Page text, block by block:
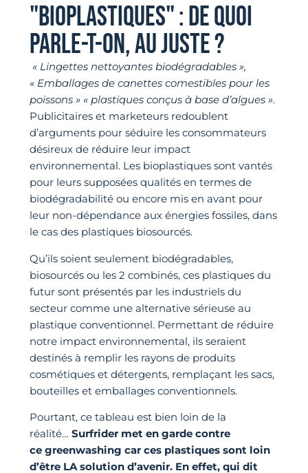
"BIOPLASTIQUES" : DE QUOI
PARLE-T-ON, AU JUSTE ?
« Lingettes nettoyantes biodégradables »,
« Emballages de canettes comestibles pour les
poissons » « plastiques conçus à base d’algues ».
Publicitaires et marketeurs redoublent
d’arguments pour séduire les consommateurs
désireux de réduire leur impact
environnemental. Les bioplastiques sont vantés
pour leurs supposées qualités en termes de
biodégradabilité ou encore mis en avant pour
leur non-dépendance aux énergies fossiles, dans
le cas des plastiques biosourcés.
Qu’ils soient seulement biodégradables,
biosourcés ou les 2 combinés, ces plastiques du
futur sont présentés par les industriels du
secteur comme une alternative sérieuse au
plastique conventionnel. Permettant de réduire
notre impact environnemental, ils seraient
destinés à remplir les rayons de produits
cosmétiques et détergents, remplaçant les sacs,
bouteilles et emballages conventionnels.
Pourtant, ce tableau est bien loin de la
réalité… Surfrider met en garde contre
ce greenwashing car ces plastiques sont loin
d’être LA solution d’avenir. En effet, qui dit